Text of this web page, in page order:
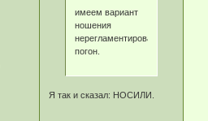
имеем вариант
ношения
нерегламентированных
погон.
Я так и сказал: НОСИЛИ.